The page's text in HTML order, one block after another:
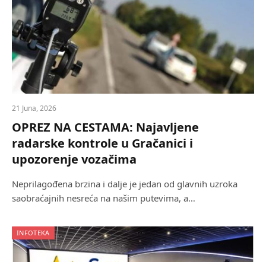
21 Juna, 2026
OPREZ NA CESTAMA: Najavljene
radarske kontrole u Gračanici i
upozorenje vozačima
Neprilagođena brzina i dalje je jedan od glavnih uzroka
saobraćajnih nesreća na našim putevima, a…
INFOTEKA